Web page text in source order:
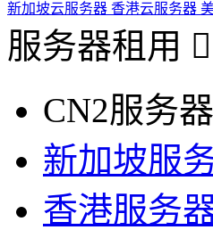
新加坡云服务器 香港云服务器
服务器租用
CN2服务器
新加坡服
香港服务